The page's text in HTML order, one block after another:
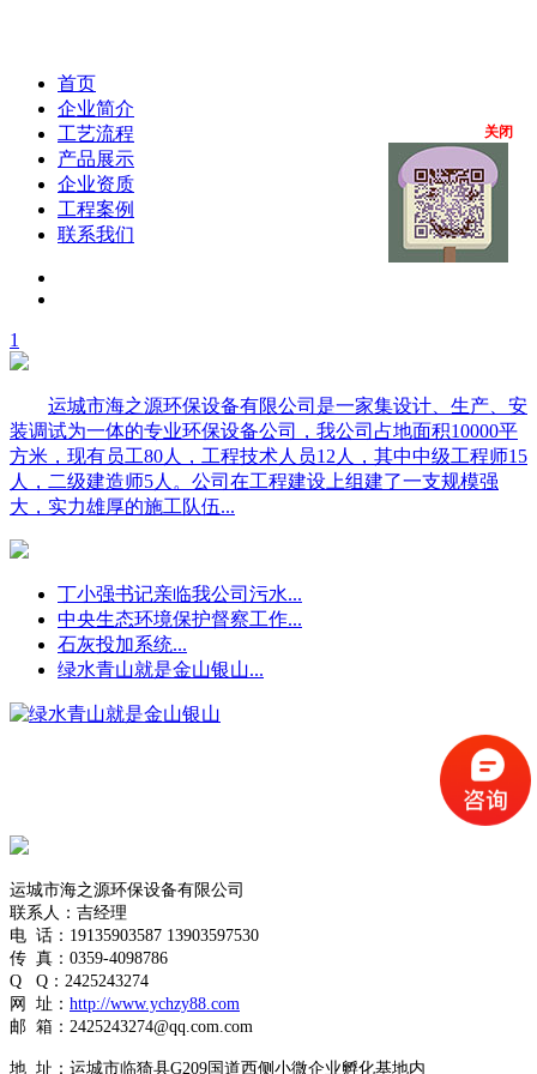
首页
企业简介
工艺流程
产品展示
企业资质
工程案例
联系我们
1
运城市海之源环保设备有限公司是一家集设计、生产、安
装调试为一体的专业环保设备公司，我公司占地面积10000平
方米，现有员工80人，工程技术人员12人，其中中级工程师15
人，二级建造师5人。公司在工程建设上组建了一支规模强
大，实力雄厚的施工队伍...
丁小强书记亲临我公司污水...
中央生态环境保护督察工作...
石灰投加系统...
绿水青山就是金山银山...
运城市海之源环保设备有限公司
联系人：吉经理
电 话：19135903587 13903597530
传 真：0359-4098786
Q Q ： 2425243274
网 址： http://www.ychzy88.com
邮 箱： 2425243274@qq.com.com
地 址：运城市临猗县G209国道西侧小微企业孵化基地内
关闭